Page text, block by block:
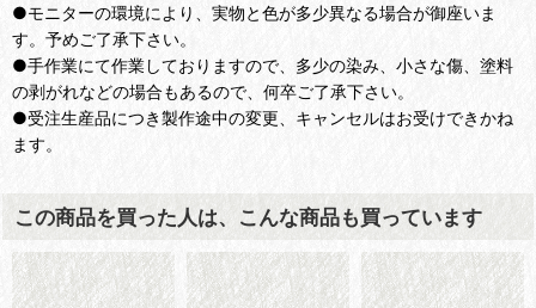
●モニターの環境により、実物と色が多少異なる場合が御座いま
す。予めご了承下さい。
●手作業にて作業しておりますので、多少の染み、小さな傷、塗料
の剥がれなどの場合もあるので、何卒ご了承下さい。
●受注生産品につき製作途中の変更、キャンセルはお受けできかね
ます。
この商品を買った人は、こんな商品も買っています